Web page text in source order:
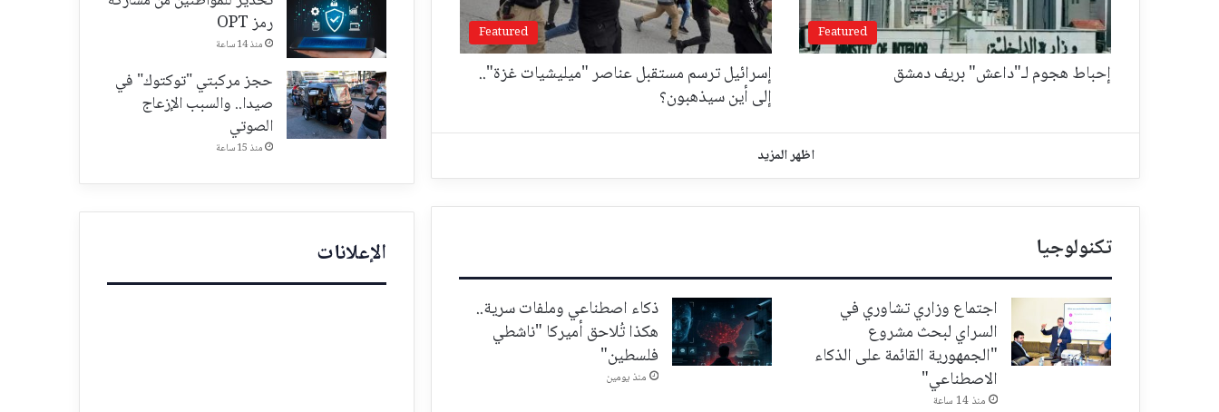
Featured
إحباط هجوم لـ"داعش" بريف دمشق
Featured
إسرائيل ترسم مستقبل عناصر "ميليشيات غزة"..
إلى أين سيذهبون؟
اظهر المزيد
تكنولوجيا
اجتماع وزاري تشاوري في
السراي لبحث مشروع
"الجمهورية القائمة على الذكاء
الاصطناعي"
منذ 14 ساعة
ذكاء اصطناعي وملفات سرية..
هكذا تُلاحق أميركا "ناشطي
فلسطين"
منذ يومين
رمز OPT
منذ 14 ساعة
حجز مركبتي "توكتوك" في
صيدا.. والسبب الإزعاج
الصوتي
منذ 15 ساعة
الإعلانات